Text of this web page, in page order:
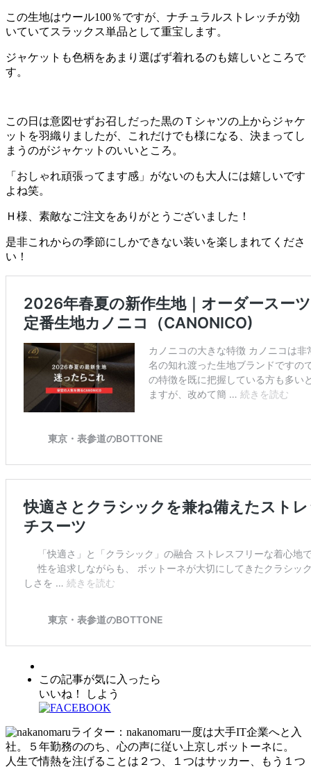
この生地はウール100％ですが、ナチュラルストレッチが効
いていてスラックス単品として重宝します。
ジャケットも色柄をあまり選ばず着れるのも嬉しいところで
す。
この日は意図せずお召しだった黒のＴシャツの上からジャケ
ットを羽織りましたが、これだけでも様になる、決まってし
まうのがジャケットのいいところ。
「おしゃれ頑張ってます感」がないのも大人には嬉しいです
よね笑。
Ｈ様、素敵なご注文をありがとうございました！
是非これからの季節にしかできない装いを楽しまれてくださ
い！
この記事が気に入ったら
いいね！ しよう
ライター：nakanomaru一度は大手IT企業へと入
社。５年勤務ののち、心の声に従い上京しボットーネに。
人生で情熱を注げることは２つ、１つはサッカー、もう１つ